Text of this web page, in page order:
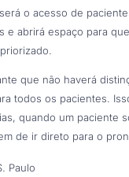
o acesso de
e abrirá espaço para
que não haverá
todos os pacientes.
quando um paciente
de ir direto para o
Paulo